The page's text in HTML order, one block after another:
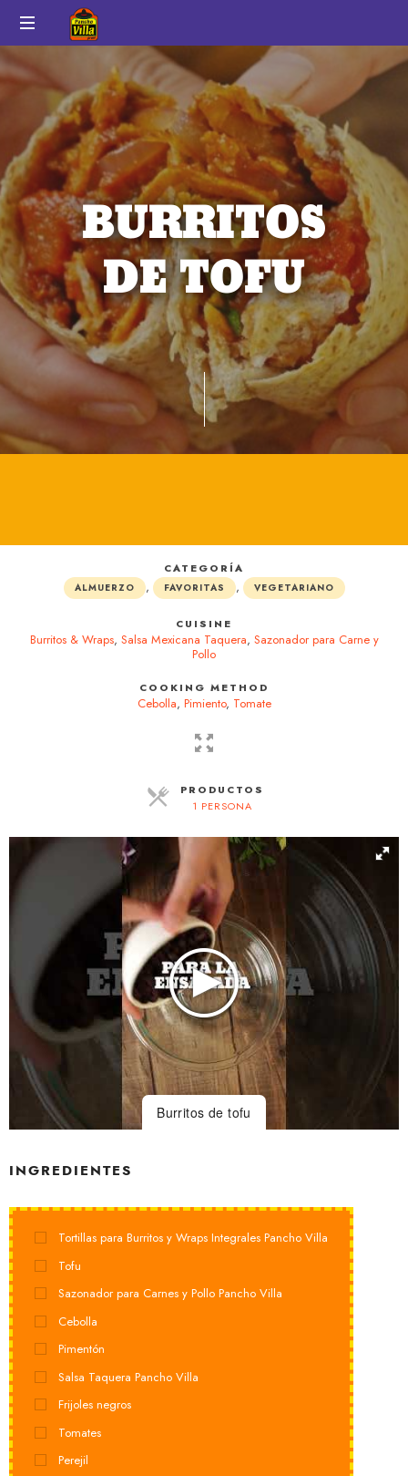
Pancho
sabor
México
BURRITOS
DE TOFU
CATEGORÍA
ALMUERZO , FAVORITAS , VEGETARIANO
CUISINE
Burritos & Wraps, Salsa Mexicana Taquera, Sazonador para Carne y
Pollo
COOKING METHOD
Cebolla, Pimiento, Tomate
PRODUCTOS
1 PERSONA
Burritos de tofu
INGREDIENTES
Tortillas para Burritos y Wraps Integrales Pancho Villa
Tofu
Sazonador para Carnes y Pollo Pancho Villa
Cebolla
Pimentón
Salsa Taquera Pancho Villa
Frijoles negros
Tomates
Perejil